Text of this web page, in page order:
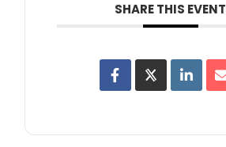
SHARE THIS EVENT